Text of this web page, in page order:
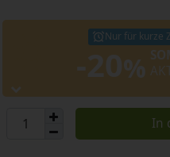
Nur für kurze
In